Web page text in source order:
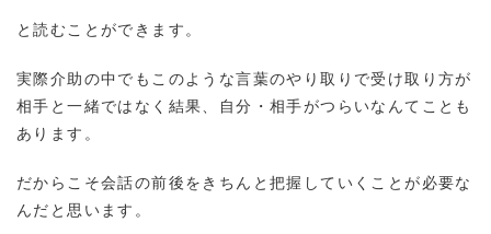
と読むことができます。
実際介助の中でもこのような言葉のやり取りで受け取り方が
相手と一緒ではなく結果、自分・相手がつらいなんてことも
あります。
だからこそ会話の前後をきちんと把握していくことが必要な
んだと思います。